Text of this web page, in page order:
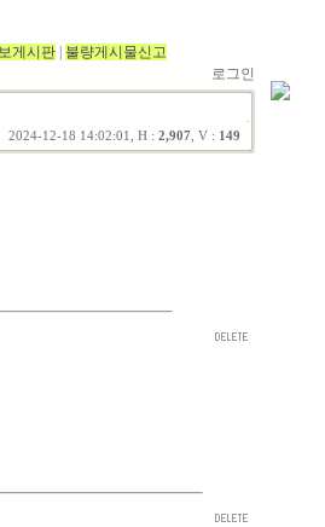
게시판
불량게시물신고
로그인
2024-12-18 14:02:01, H : 2,907 , V : 149